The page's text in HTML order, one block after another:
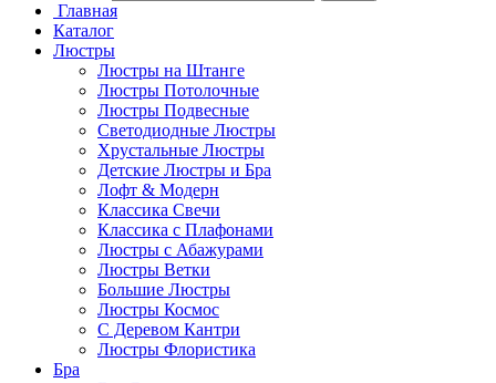
Главная
Каталог
Люстры
Люстры на Штанге
Люстры Потолочные
Люстры Подвесные
Светодиодные Люстры
Хрустальные Люстры
Детские Люстры и Бра
Лофт & Модерн
Классика Свечи
Классика с Плафонами
Люстры с Абажурами
Люстры Ветки
Большие Люстры
Люстры Космос
С Деревом Кантри
Люстры Флористика
Бра